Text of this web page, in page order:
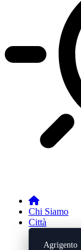
Chi Siamo
Città
Agrigento